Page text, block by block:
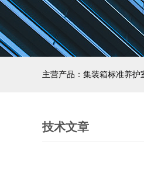
主营产品：集装箱标准养
技术文章